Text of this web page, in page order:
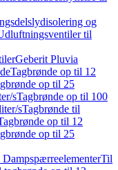
og
til
Geberit Pluvia
Tagbrønde op til 12
op til 25
sTagbrønde op til 100
sTagbrønde til
op til 12
op til 25
Til